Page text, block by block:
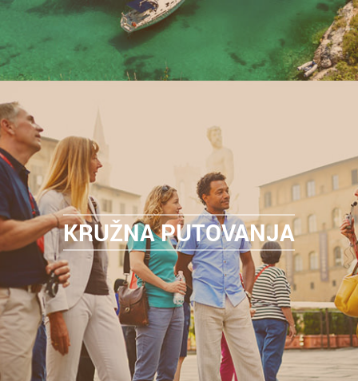
KRUŽNA PUTOVANJA